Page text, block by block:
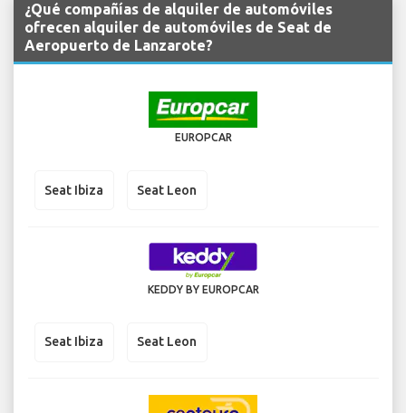
¿Qué compañías de alquiler de automóviles
ofrecen alquiler de automóviles de Seat de
Aeropuerto de Lanzarote?
EUROPCAR
Seat Ibiza Seat Leon
KEDDY BY EUROPCAR
Seat Ibiza Seat Leon